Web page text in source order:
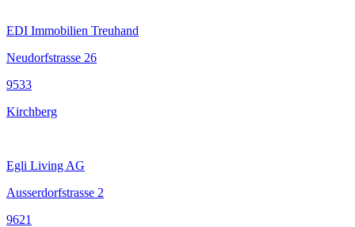
EDI Immobilien Treuhand
Neudorfstrasse 26
9533
Kirchberg
Egli Living AG
Ausserdorfstrasse 2
9621